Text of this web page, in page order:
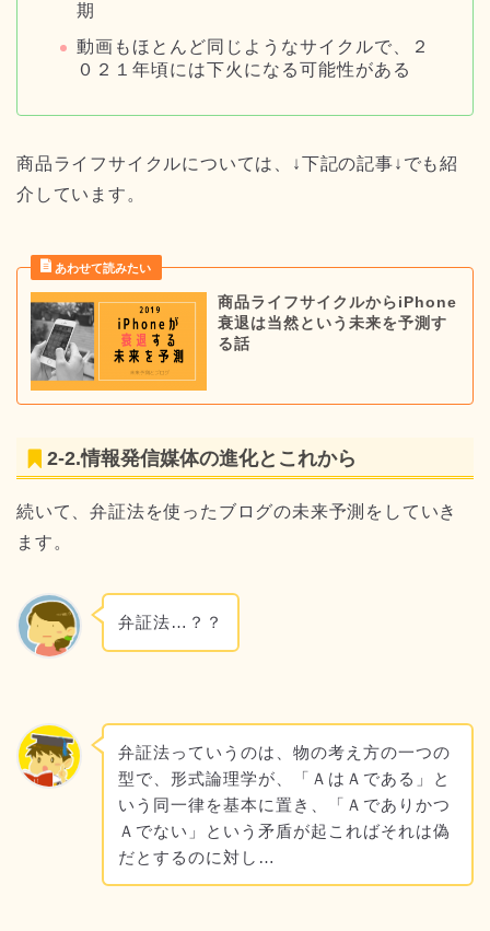
期
動画もほとんど同じようなサイクルで、２
０２１年頃には下火になる可能性がある
商品ライフサイクルについては、↓下記の記事↓でも紹
介しています。
商品ライフサイクルからiPhone
衰退は当然という未来を予測す
る話
2-2.情報発信媒体の進化とこれから
続いて、弁証法を使ったブログの未来予測をしていき
ます。
弁証法…？？
弁証法っていうのは、物の考え方の一つの
型で、形式論理学が、「ＡはＡである」と
いう同一律を基本に置き、「Ａでありかつ
Ａでない」という矛盾が起こればそれは偽
だとするのに対し…